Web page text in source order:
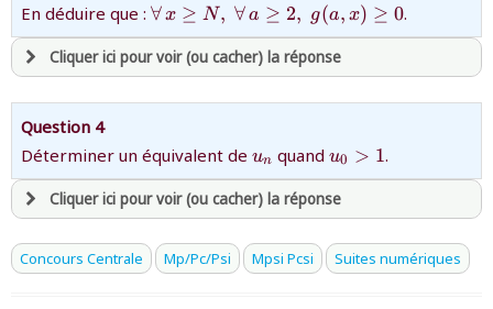
revenir à la page d'accueil
ou consulter
En déduire que : {\forall\,x
\geq
N,\;\forall\,a
\geq
2,\;g(a,x)
∀x ≥ N, ∀a ≥ 2, g(a, x) ≥ 0.
Cliquer ici pour voir (ou cacher) la réponse
avoir
une souscription active sur mathprepa
revenir à la page d'accueil
ou consulterle plan du site
Question 4
Déterminer un équivalent de {u_n}
un quand {u_0>1}
u0 > 1.
Cliquer ici pour voir (ou cacher) la réponse
avoirune souscription active sur mathprepa
Concours Centrale Mp/Pc/Psi Mpsi Pcsi Suites numériques